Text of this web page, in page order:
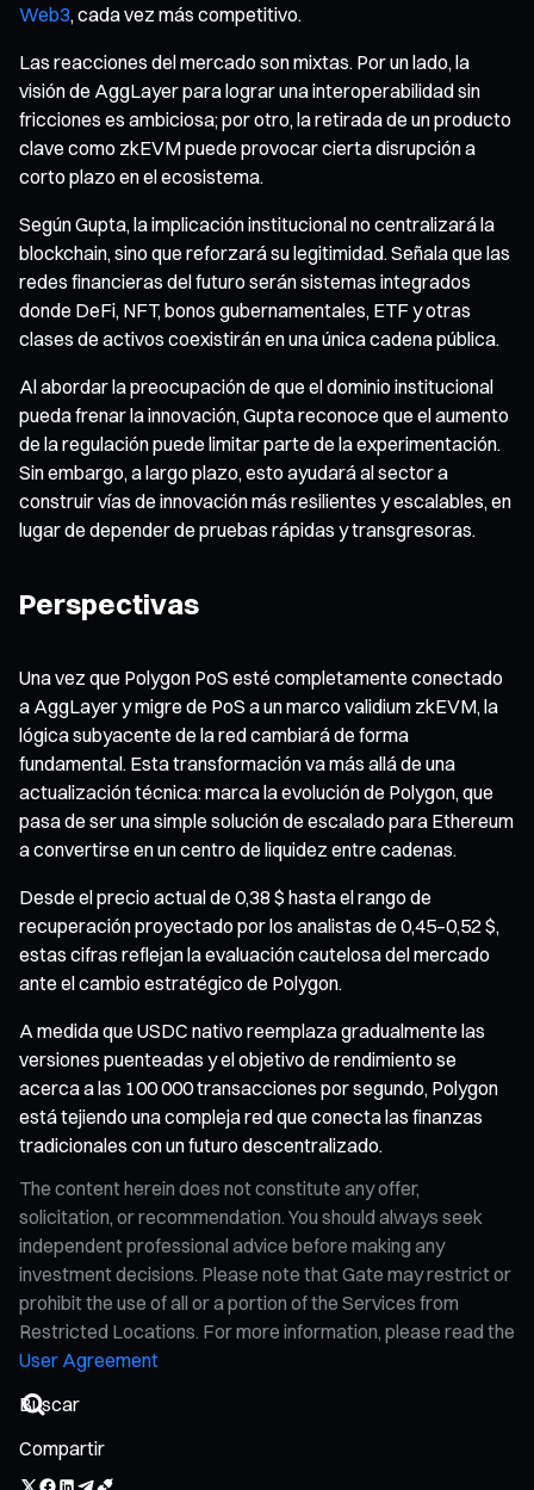
Web3, cada vez más competitivo.
Las reacciones del mercado son mixtas. Por un lado, la
visión de AggLayer para lograr una interoperabilidad sin
fricciones es ambiciosa; por otro, la retirada de un producto
clave como zkEVM puede provocar cierta disrupción a
corto plazo en el ecosistema.
Según Gupta, la implicación institucional no centralizará la
blockchain, sino que reforzará su legitimidad. Señala que las
redes financieras del futuro serán sistemas integrados
donde DeFi, NFT, bonos gubernamentales, ETF y otras
clases de activos coexistirán en una única cadena pública.
Al abordar la preocupación de que el dominio institucional
pueda frenar la innovación, Gupta reconoce que el aumento
de la regulación puede limitar parte de la experimentación.
Sin embargo, a largo plazo, esto ayudará al sector a
construir vías de innovación más resilientes y escalables, en
lugar de depender de pruebas rápidas y transgresoras.
Perspectivas
Una vez que Polygon PoS esté completamente conectado
a AggLayer y migre de PoS a un marco validium zkEVM, la
lógica subyacente de la red cambiará de forma
fundamental. Esta transformación va más allá de una
actualización técnica: marca la evolución de Polygon, que
pasa de ser una simple solución de escalado para Ethereum
a convertirse en un centro de liquidez entre cadenas.
Desde el precio actual de 0,38 $ hasta el rango de
recuperación proyectado por los analistas de 0,45–0,52 $,
estas cifras reflejan la evaluación cautelosa del mercado
ante el cambio estratégico de Polygon.
A medida que USDC nativo reemplaza gradualmente las
versiones puenteadas y el objetivo de rendimiento se
acerca a las 100 000 transacciones por segundo, Polygon
está tejiendo una compleja red que conecta las finanzas
tradicionales con un futuro descentralizado.
The content herein does not constitute any offer,
solicitation, or recommendation. You should always seek
independent professional advice before making any
investment decisions. Please note that Gate may restrict or
prohibit the use of all or a portion of the Services from
Restricted Locations. For more information, please read the
User Agreement
Compartir